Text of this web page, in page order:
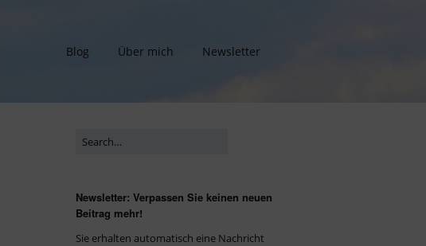
Blog Über mich Newsletter
Newsletter: Verpassen Sie keinen neuen
Beitrag mehr!
Sie erhalten automatisch eine Nachricht